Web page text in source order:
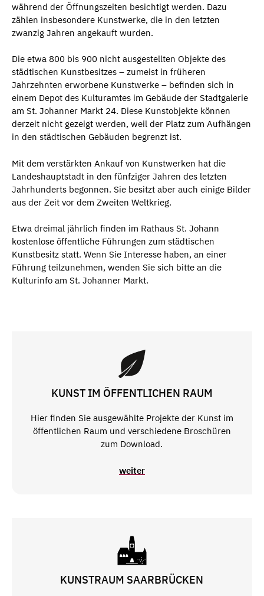
während der Öffnungszeiten besichtigt werden. Dazu
zählen insbesondere Kunstwerke, die in den letzten
zwanzig Jahren angekauft wurden.
Die etwa 800 bis 900 nicht ausgestellten Objekte des
städtischen Kunstbesitzes – zumeist in früheren
Jahrzehnten erworbene Kunstwerke – befinden sich in
einem Depot des Kulturamtes im Gebäude der Stadtgalerie
am St. Johanner Markt 24. Diese Kunstobjekte können
derzeit nicht gezeigt werden, weil der Platz zum Aufhängen
in den städtischen Gebäuden begrenzt ist.
Mit dem verstärkten Ankauf von Kunstwerken hat die
Landeshauptstadt in den fünfziger Jahren des letzten
Jahrhunderts begonnen. Sie besitzt aber auch einige Bilder
aus der Zeit vor dem Zweiten Weltkrieg.
Etwa dreimal jährlich finden im Rathaus St. Johann
kostenlose öffentliche Führungen zum städtischen
Kunstbesitz statt. Wenn Sie Interesse haben, an einer
Führung teilzunehmen, wenden Sie sich bitte an die
Kulturinfo am St. Johanner Markt.
KUNST IM ÖFFENTLICHEN RAUM
Hier finden Sie ausgewählte Projekte der Kunst im
öffentlichen Raum und verschiedene Broschüren
zum Download.
weiter
KUNSTRAUM SAARBRÜCKEN